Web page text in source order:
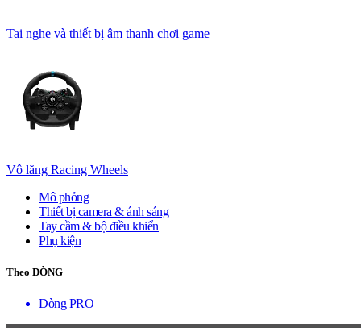
Tai nghe và thiết bị âm thanh chơi game
Vô lăng Racing Wheels
Mô phỏng
Thiết bị camera & ánh sáng
Tay cầm & bộ điều khiển
Phụ kiện
Theo DÒNG
Dòng PRO